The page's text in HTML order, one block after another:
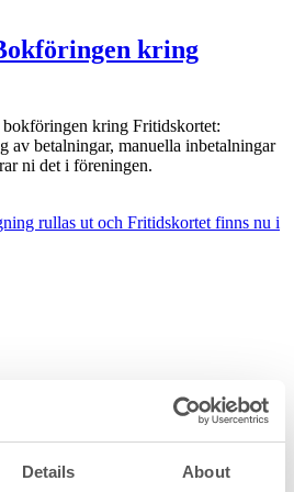
Details About
kring
kring Fritidskortet:
av betalningar, manuella inbetalningar
ni det i föreningen.
rullas ut
finns nu i alla flöden
Schemaläggning, Fritidskortet finns i